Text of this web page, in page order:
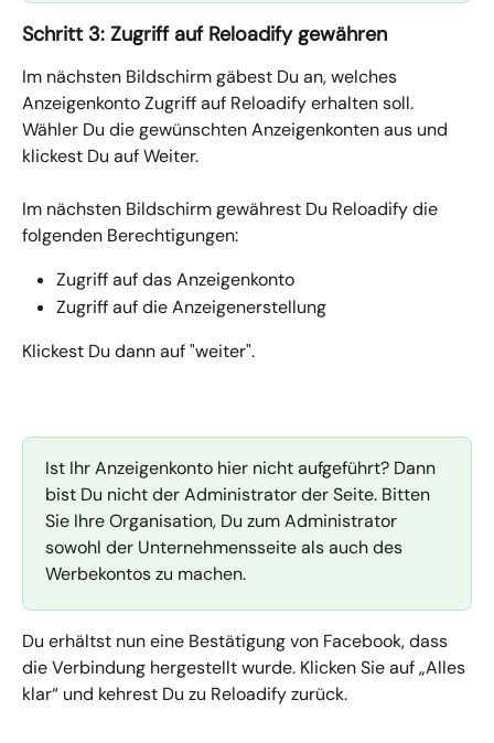
Schritt 3: Zugriff auf Reloadify gewähren
Im nächsten Bildschirm gäbest Du an, welches
Anzeigenkonto Zugriff auf Reloadify erhalten soll.
Wähler Du die gewünschten Anzeigenkonten aus und
klickest Du auf Weiter.
Im nächsten Bildschirm gewährest Du Reloadify die
folgenden Berechtigungen:
Zugriff auf das Anzeigenkonto
Zugriff auf die Anzeigenerstellung
Klickest Du dann auf "weiter".
Ist Ihr Anzeigenkonto hier nicht aufgeführt? Dann
bist Du nicht der Administrator der Seite. Bitten
Sie Ihre Organisation, Du zum Administrator
sowohl der Unternehmensseite als auch des
Werbekontos zu machen.
Du erhältst nun eine Bestätigung von Facebook, dass
die Verbindung hergestellt wurde. Klicken Sie auf „Alles
klar“ und kehrest Du zu Reloadify zurück.